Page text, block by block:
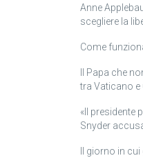
Anne
scegliere la
Come
Il Papa che
tra Vaticano e
«Il presidente
Snyder
Il giorno in